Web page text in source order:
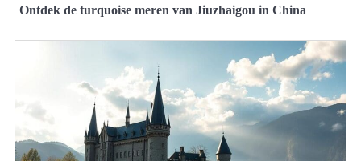
Ontdek de turquoise meren van Jiuzhaigou in China